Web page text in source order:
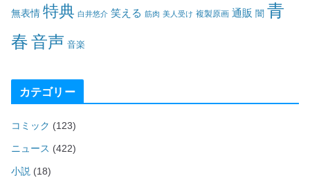
無表情 特典 白井悠介 笑える 筋肉 美人受け 複製原画 通販 闇 青
春音声 音楽
カテゴリー
コミック (123)
ニュース (422)
小説 (18)